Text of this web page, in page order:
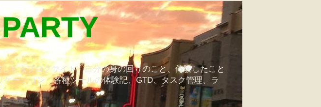
もうブログサイト。自分の身の回りのこと、体験したこと
ーション、各種ツールの体験記、GTD、タスク管理、ラ
。